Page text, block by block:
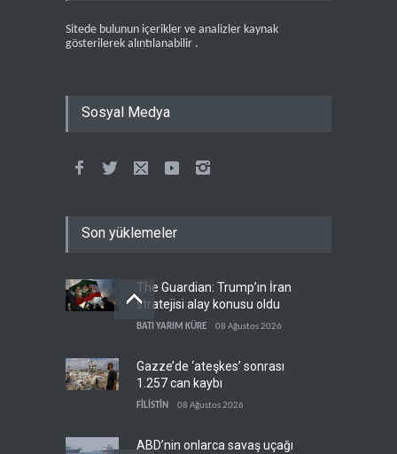
Sitede bulunun içerikler ve analizler kaynak
gösterilerek alıntılanabilir .
Sosyal Medya
Son yüklemeler
The Guardian: Trump’ın İran
stratejisi alay konusu oldu
BATI YARIM KÜRE 08 Ağustos 2026
Gazze’de ‘ateşkes’ sonrası
1.257 can kaybı
FİLİSTİN 08 Ağustos 2026
ABD’nin onlarca savaş uçağı